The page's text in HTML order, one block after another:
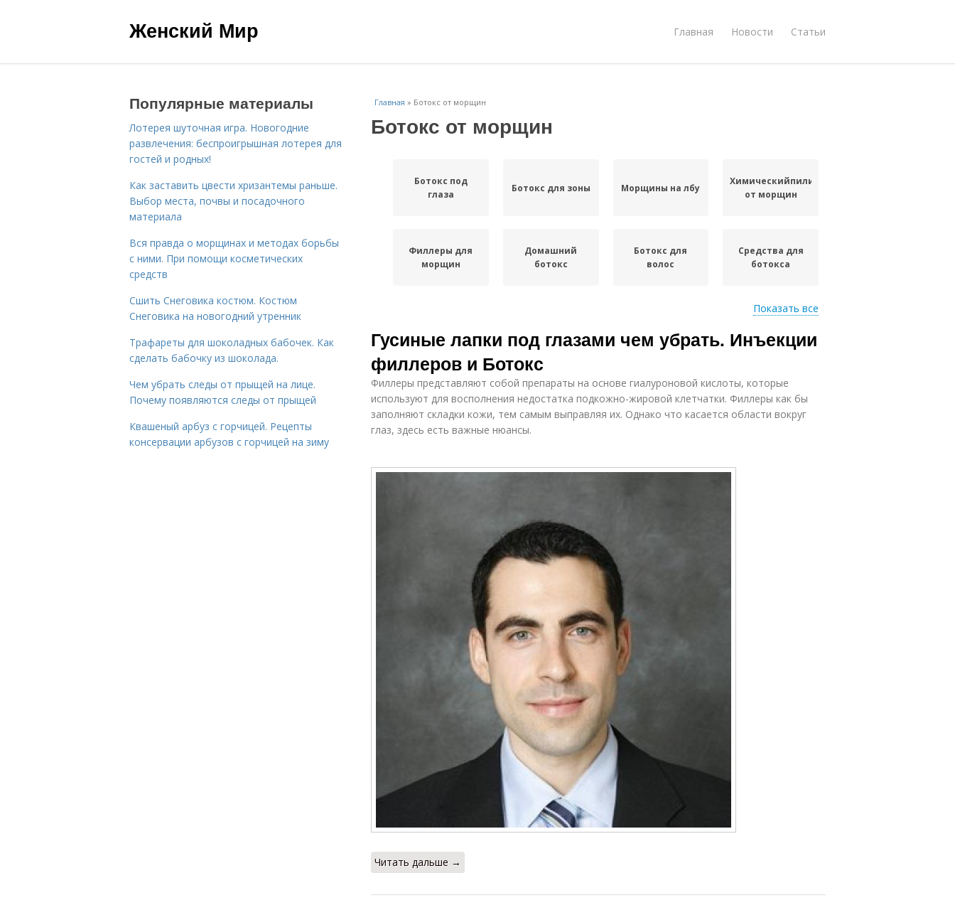
Женский Мир Главная Новости Статьи
Главная » Ботокс от морщин
Ботокс от морщин
Ботокс под
глаза
Ботокс для зоны Морщины на лбу
Химическийпилинг
от морщин
Филлеры для
морщин
Домашний
ботокс
Ботокс для
волос
Средства для
ботокса
морщин
против морщин
Показать все
Гусиные лапки под глазами чем убрать. Инъекции
филлеров и Ботокс
Филлеры представляют собой препараты на основе гиалуроновой кислоты, которые
используют для восполнения недостатка подкожно-жировой клетчатки. Филлеры как бы
заполняют складки кожи, тем самым выправляя их. Однако что касается области вокруг
глаз, здесь есть важные нюансы.
Читать дальше →
Популярные материалы
Лотерея шуточная игра. Новогодние
развлечения: беспроигрышная лотерея для
гостей и родных!
Как заставить цвести хризантемы раньше.
Выбор места, почвы и посадочного
материала
Вся правда о морщинах и методах борьбы
с ними. При помощи косметических
средств
Сшить Снеговика костюм. Костюм
Снеговика на новогодний утренник
Трафареты для шоколадных бабочек. Как
сделать бабочку из шоколада.
Чем убрать следы от прыщей на лице.
Почему появляются следы от прыщей
Квашеный арбуз с горчицей. Рецепты
консервации арбузов с горчицей на зиму